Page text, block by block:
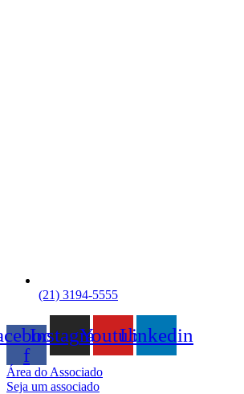
(21) 3194-5555
f
InstagramYoutubeLinkedin
Área do Associado
Seja um associado